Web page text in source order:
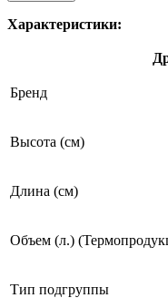
Характеристики:
Бренд
Высота (см)
Длина (см)
Объем (л.)
Тип подгруппы